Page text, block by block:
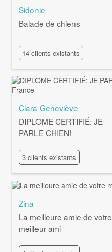
Sidonie
Balade de chiens
14 clients existants
Clara Geneviève
DIPLOME CERTIFIÉ: JE
PARLE CHIEN!
3 clients existants
Zina
La meilleure amie de votre
meilleur ami